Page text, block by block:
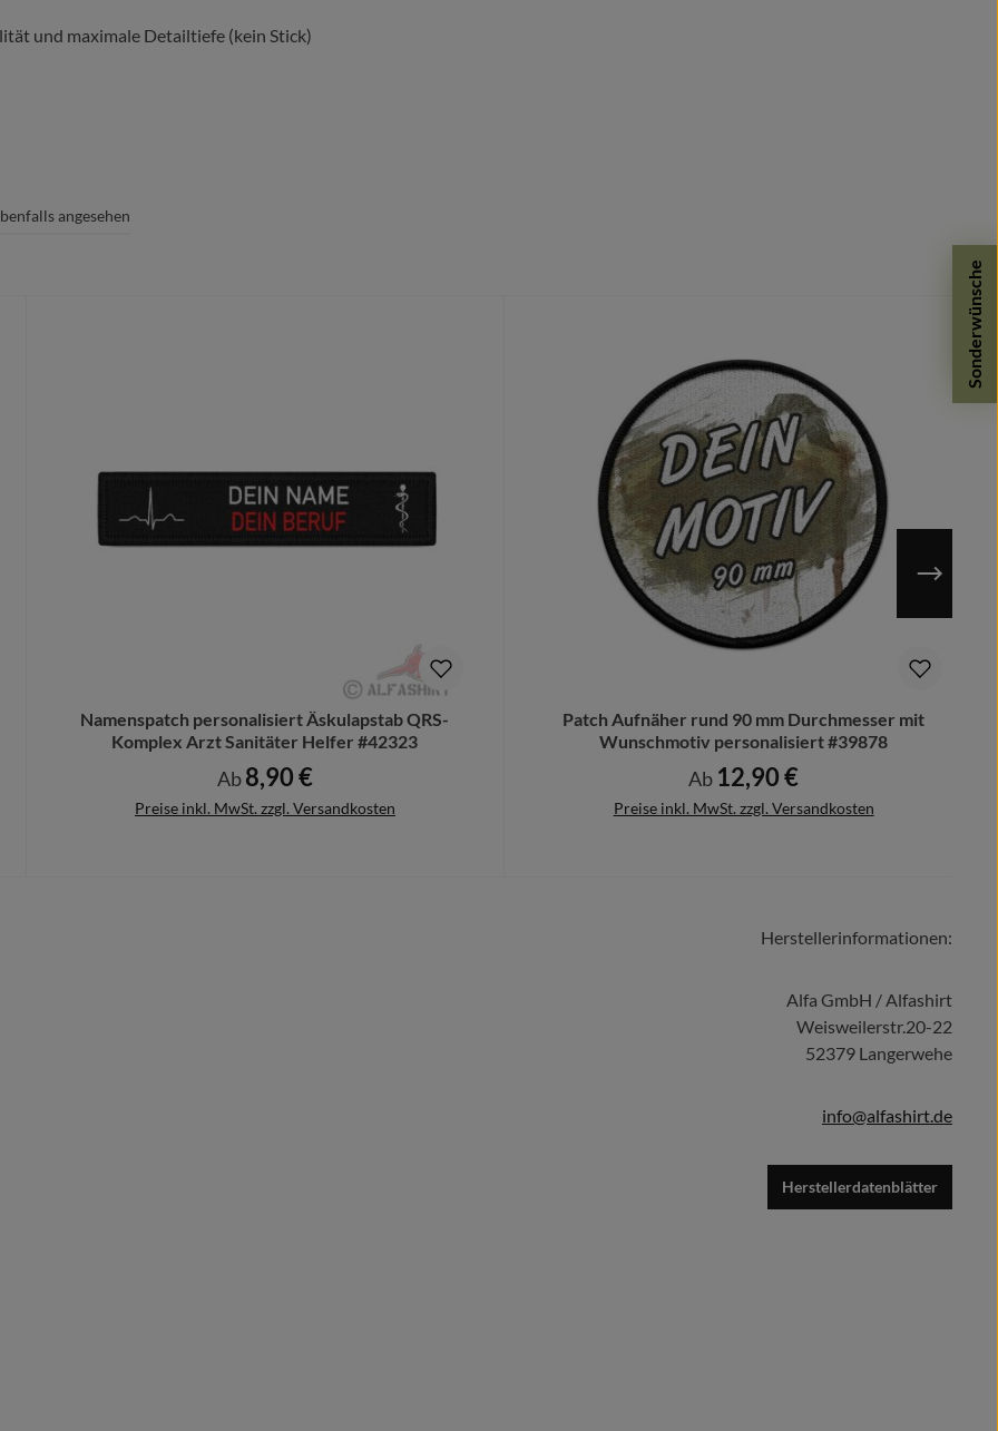
Sonderwünsche
und maximale Detailtiefe (kein Stick)
kleinste Schriften werden extrem scharf und detailgetreu wiedergegeben.
tief in das Gewebe eingebracht.
bereits ab 1 Patch
möglich!
Caps, Westen oder Uniformen für den
ein Flauschgegenstück wird nicht mitgeliefert.)
angesehen
Namenspatch personalisiert Äskulapstab QRS-
Komplex Arzt Sanitäter Helfer #42323
Regulärer Preis:
Ab8,90 €
Preise inkl. MwSt. zzgl. Versandkosten
Patch Aufnäher rund 90 mm Durchmesser mit
Wunschmotiv personalisiert #39878
Regulärer Preis:
Ab 12,90 €
Preise inkl. MwSt. zzgl. Versandkosten
DetailsHerstellerinformationen:
Alfa GmbH / Alfashirt
Weisweilerstr.20-22
52379 Langerwehe
info@alfashirt.de
Herstellerdatenblätter